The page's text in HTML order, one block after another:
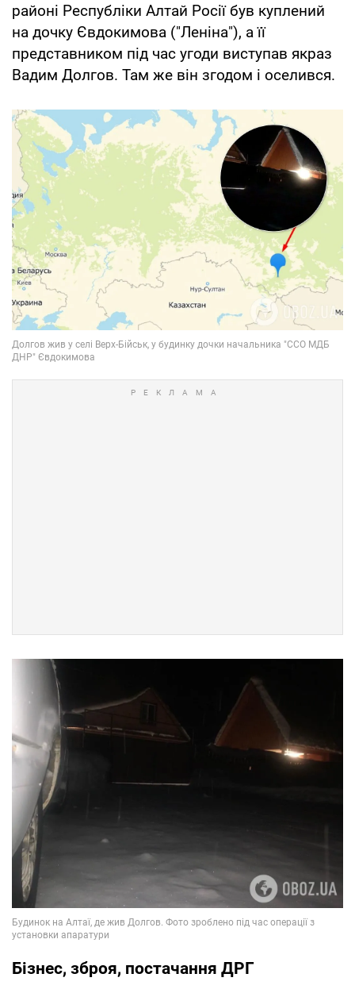
районі Республіки Алтай Росії був куплений
на дочку Євдокимова ("Леніна"), а її
представником під час угоди виступав якраз
Вадим Долгов. Там же він згодом і оселився.
Бізнес, зброя, постачання ДРГ